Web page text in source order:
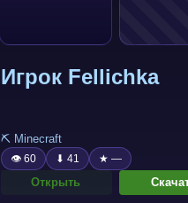
Игрок Fellichka
⛏️ Minecraft
👁 60 ⬇ 41 ★ —
Открыть